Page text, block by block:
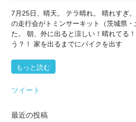
7月25日、晴天。 テラ晴れ。 晴れすぎ
の走行会がトミンサーキット（茨城県・
た。 朝、外に出ると涼しい！晴れてる
う？！ 家を出るまでにバイクを出す
もっと読む
ツイート
最近の投稿